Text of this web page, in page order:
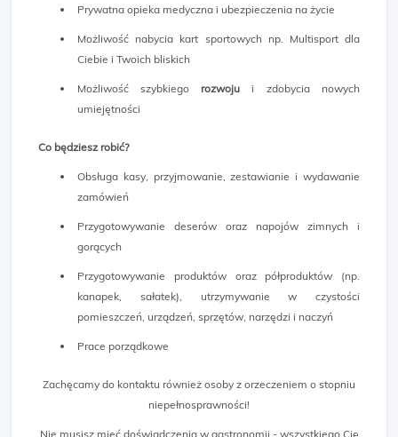
Prywatna opieka medyczna i ubezpieczenia na życie
Możliwość nabycia kart sportowych np. Multisport dla
Ciebie i Twoich bliskich
Możliwość szybkiego rozwoju i zdobycia nowych
umiejętności
Co będziesz robić?
Obsługa kasy, przyjmowanie, zestawianie i wydawanie
zamówień
Przygotowywanie deserów oraz napojów zimnych i
gorących
Przygotowywanie produktów oraz półproduktów (np.
kanapek, sałatek), utrzymywanie w czystości
pomieszczeń, urządzeń, sprzętów, narzędzi i naczyń
Prace porządkowe
Zachęcamy do kontaktu również osoby z orzeczeniem o stopniu
niepełnosprawności!
Nie musisz mieć doświadczenia w gastronomii - wszystkiego Cię